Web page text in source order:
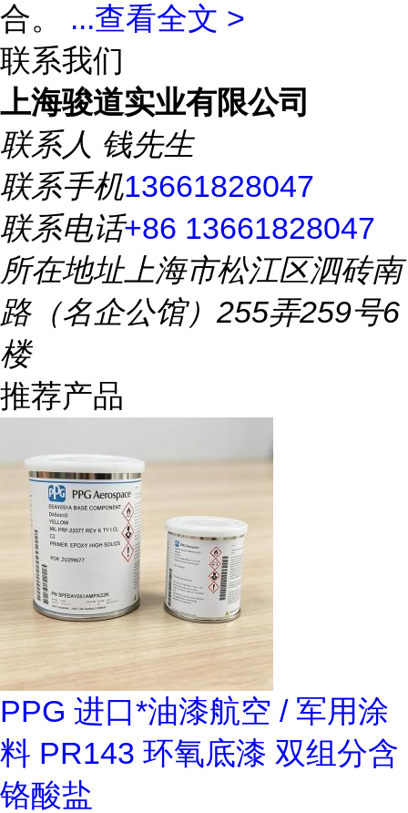
合。 ...查看全文 >
联系我们
上海骏道实业有限公司
联系人 钱先生
联系手机13661828047
联系电话+86 13661828047
所在地址上海市松江区泗砖南
路（名企公馆）255弄259号6
楼
推荐产品
PPG 进口*油漆航空 / 军用涂
料 PR143 环氧底漆 双组分含
铬酸盐